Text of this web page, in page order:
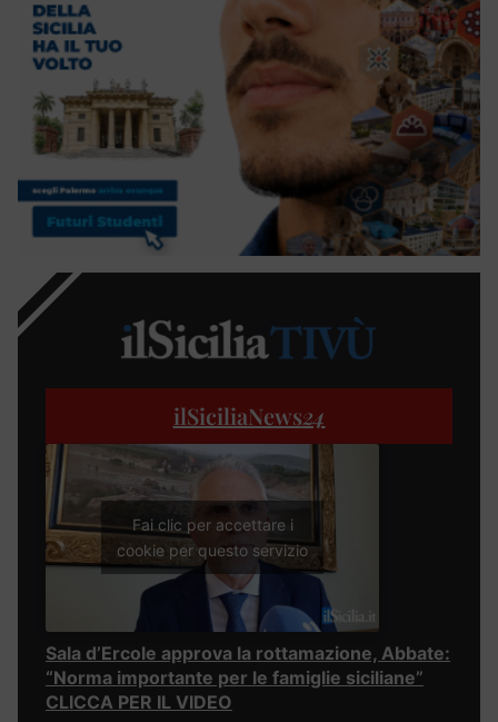
ilSiciliaNews24
Fai clic per accettare i
cookie per questo servizio
Sala d’Ercole approva la rottamazione, Abbate:
“Norma importante per le famiglie siciliane”
CLICCA PER IL VIDEO